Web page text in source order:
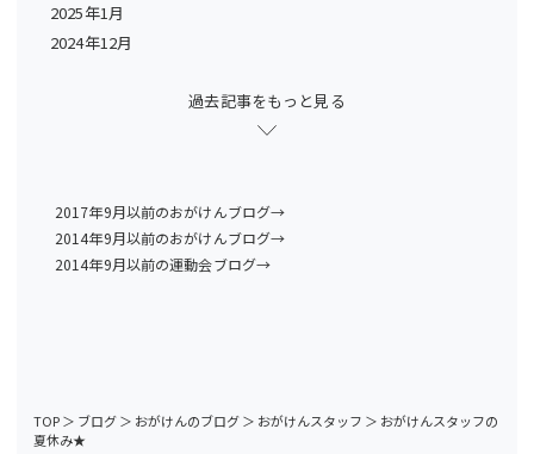
2025年1月
2024年12月
過去記事をもっと見る
2017年9月以前のおがけんブログ→
2014年9月以前のおがけんブログ→
2014年9月以前の運動会ブログ→
TOP＞ ブログ＞ おがけんのブログ＞ おがけんスタッフ ＞ おがけんスタッフの
夏休み★